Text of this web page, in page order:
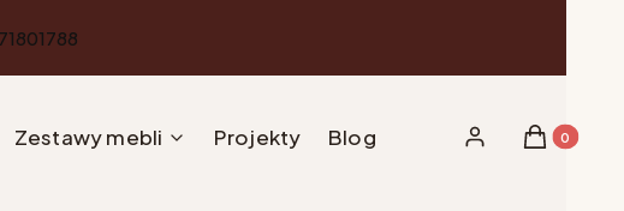
Zestawy mebli Projekty Blog Zaloguj sięProdukty
Koszyk